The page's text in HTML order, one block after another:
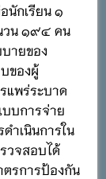
นักเรียน ๑
วน ๑๙๔ คน
ายของ
ของผู้
แพร่ระบาด
บบการจ่าย
ำเนินการใน
วจสอบได้
รการป้องกัน